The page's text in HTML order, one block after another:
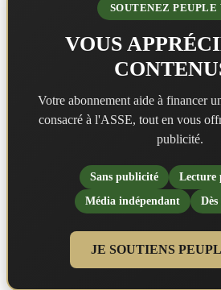
SOUTENEZ PEUPLE
VOUS
Votre abonnement aide à financer
consacré à l'ASSE, tout en vous
publicité.
Sans publicité
Lecture
Média indépendant
JE SOUTIENS